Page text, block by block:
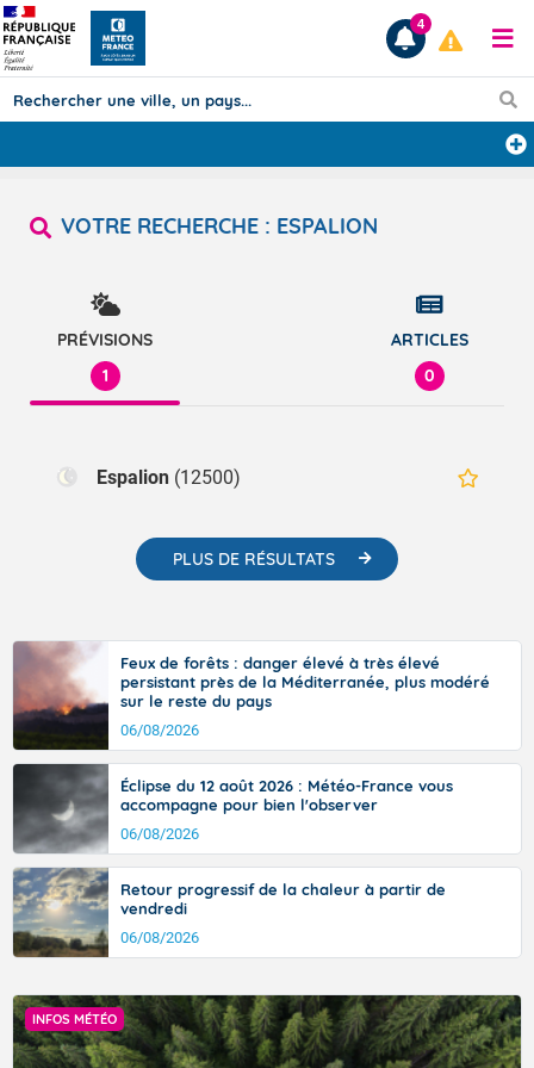
Prévisions
4
VOTRE RECHERCHE : ESPALION
PRÉVISIONS
1
ARTICLES
0
Espalion (12500)
PLUS DE RÉSULTATS
Feux de forêts : danger élevé à très élevé
persistant près de la Méditerranée, plus modéré
sur le reste du pays
06/08/2026
Éclipse du 12 août 2026 : Météo-France vous
accompagne pour bien l'observer
06/08/2026
Retour progressif de la chaleur à partir de
vendredi
06/08/2026
INFOS MÉTÉO